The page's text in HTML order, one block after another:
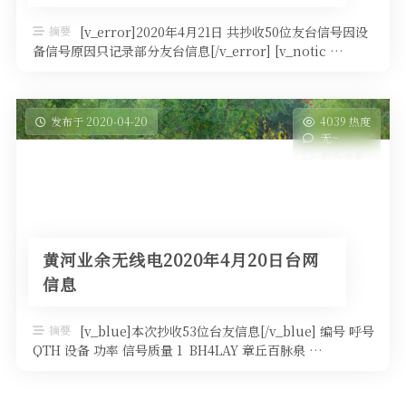
摘要
[v_error]2020年4月21日 共抄收50位友台信号因设
备信号原因只记录部分友台信息[/v_error] [v_notic …
发布于 2020-04-20
4039 热度
无~
台网信息
黄河业余无线电2020年4月20日台网
信息
摘要
[v_blue]本次抄收53位台友信息[/v_blue] 编号 呼号
QTH 设备 功率 信号质量 1 BH4LAY 章丘百脉泉 …